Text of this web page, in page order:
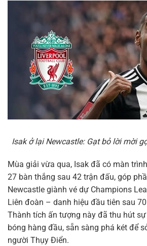
Isak ở lại Newcastle: Gạt bỏ lời mời
Mùa giải vừa qua, Isak đã có màn
27 bàn thắng sau 42 trận đấu, góp
Newcastle giành vé dự Champions
Liên đoàn – danh hiệu đầu tiên sau
Thành tích ấn tượng này đã thu hút
bóng hàng đầu, sẵn sàng phá két để
người Thụy Điển.